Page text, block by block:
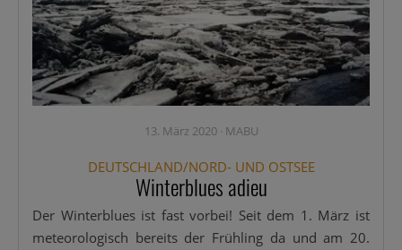
13. März 2020· MABU
DEUTSCHLAND/NORD- UND OSTSEE
Winterblues adieu
Der Win­ter­blues ist fast vor­bei! Seit dem 1. März ist
meteo­ro­lo­gisch bereits der Früh­ling da und am 20.